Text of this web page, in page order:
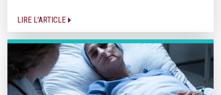
LIRE L'ARTICLE